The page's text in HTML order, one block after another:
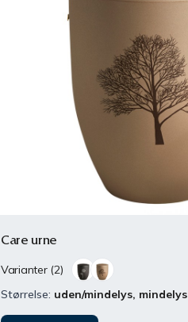
Care urne
Varianter (2)
Størrelse: uden/mindelys, mindelys